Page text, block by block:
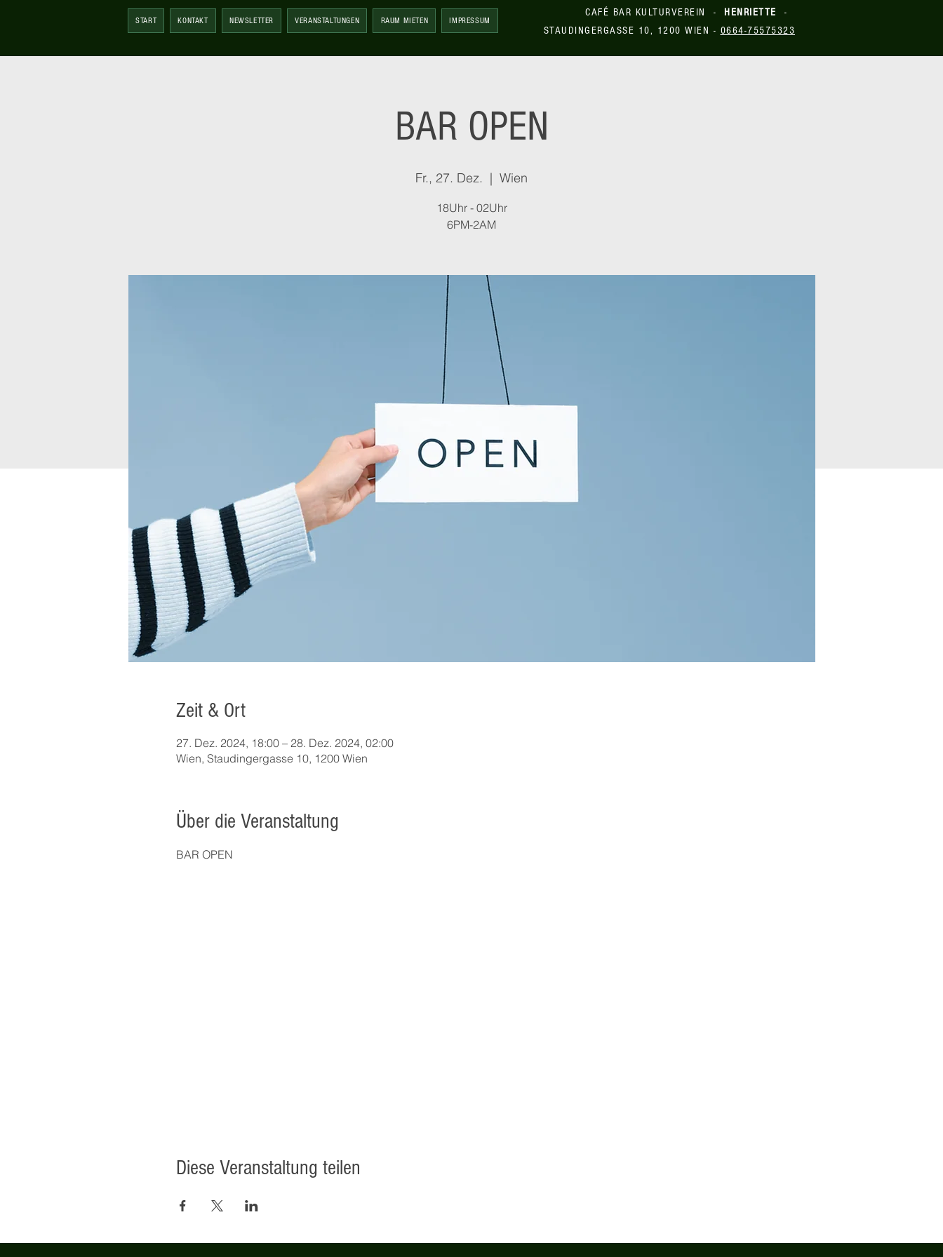
START KONTAKT NEWSLETTER VERANSTALTUNGEN RAUM MIETEN IMPRESSUM
CAFÉ BAR KULTURVEREIN - HENRIETTE -
STAUDINGERGASSE 10, 1200 WIEN - 0664-75575323
BAR OPEN
Fr., 27. Dez.
  |
Wien
18Uhr - 02Uhr
6PM-2AM
Zeit & Ort
27. Dez. 2024, 18:00 – 28. Dez. 2024, 02:00
Wien, Staudingergasse 10, 1200 Wien
Über die Veranstaltung
BAR OPEN
Diese Veranstaltung teilen